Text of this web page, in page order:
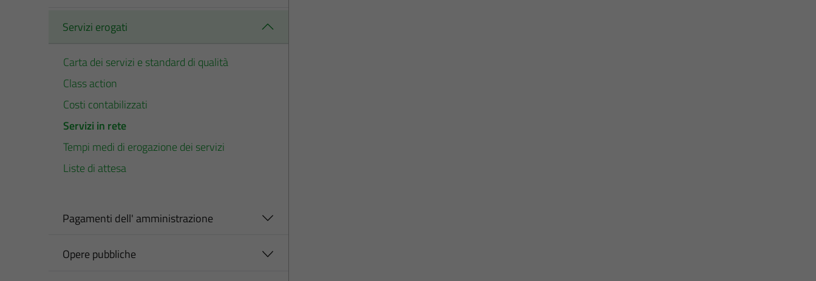
Servizi erogati
Carta dei servizi e standard di qualità
Class action
Costi contabilizzati
Servizi in rete
Tempi medi di erogazione dei servizi
Liste di attesa
Pagamenti dell' amministrazione
Opere pubbliche